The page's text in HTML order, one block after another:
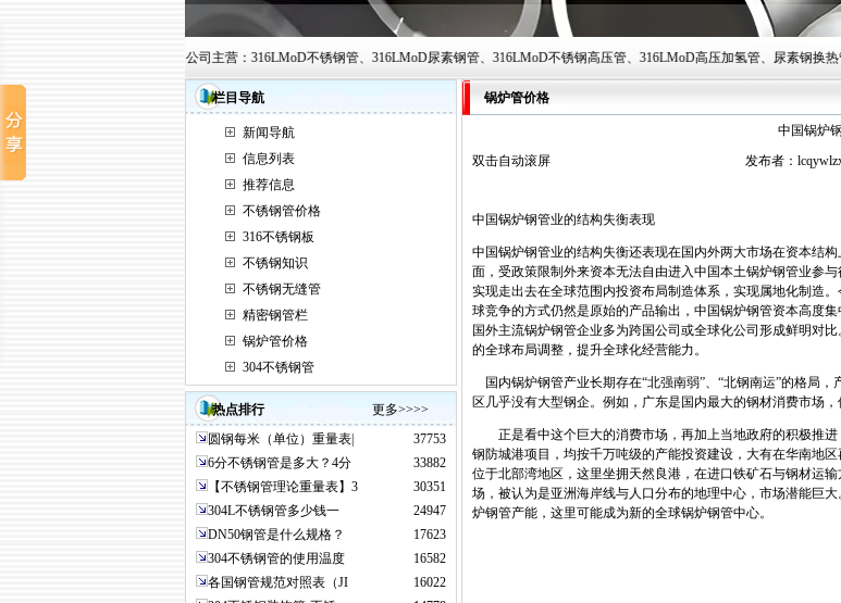
无缝钢管
科技有限公司欢迎您的到来!公司主营：316LMoD不锈钢管、316LMoD尿素钢管、316LMoD不锈钢高压管、316LMoD高压加氢管、尿素钢换热
栏目导航
新闻导航
信息列表
推荐信息
不锈钢管价格
316不锈钢板
不锈钢知识
不锈钢无缝管
精密钢管栏
锅炉管价格
304不锈钢管
热点排行
更多>>>>
圆钢每米（单位）重量表|
37753
6分不锈钢管是多大？4分
33882
【不锈钢管理论重量表】3
30351
304L不锈钢管多少钱一
24947
DN50钢管是什么规格？
17623
304不锈钢管的使用温度
16582
各国钢管规范对照表（JI
16022
锅炉管价格
中国锅炉
双击自动滚屏
发布者：
中国锅炉钢管业的结构失衡表现
中国锅炉钢管业的结构失衡还表现在国内外两大市场在资本结
面，受政策限制外来资本无法自由进入中国本土锅炉钢管业参
实现走出去在全球范围内投资布局制造体系，实现属地化制造
球竞争的方式仍然是原始的产品输出，中国锅炉钢管资本高度
国外主流锅炉钢管企业多为跨国公司或全球化公司形成鲜明对
的全球布局调整，提升全球化经营能力。
国内锅炉钢管产业长期存在“北强南弱”、“北钢南运”的格局
区几乎没有大型钢企。例如，广东是国内最大的钢材消费市场，
正是看中这个巨大的消费市场，再加上当地政府的积极推进
钢防城港项目，均按千万吨级的产能投资建设，大有在华南地
位于北部湾地区，这里坐拥天然良港，在进口铁矿石与钢材运
场，被认为是亚洲海岸线与人口分布的地理中心，市场潜能巨
炉钢管产能，这里可能成为新的全球锅炉钢管中心。